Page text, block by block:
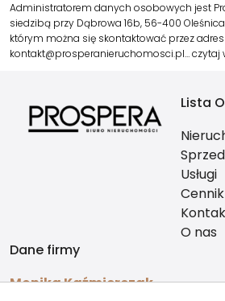
Administratorem danych osobowych jest
siedzibą przy Dąbrowa 16b, 56-400
którym można się skontaktować przez adres
kontakt@prosperanieruchomosci.pl…czytaj
Lista
Usługi
Cennik
O nas
Dane firmy
Monika Kaźmierczak